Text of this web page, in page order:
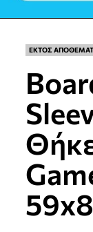
ΕΚΤΟΣ